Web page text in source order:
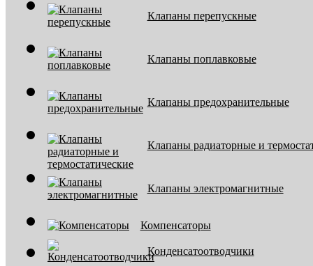
Клапаны перепускные
Клапаны поплавковые
Клапаны предохранительные
Клапаны радиаторные и
Клапаны электромагнитные
Компенсаторы
Конденсатоотводчики